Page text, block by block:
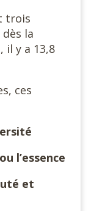
trois
la
il y a 13,8
ces
l’essence
et